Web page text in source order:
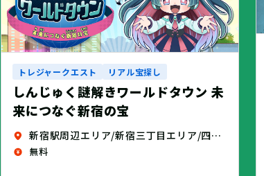
トレジャークエスト リアル宝探し
しんじゅく謎解きワールドタウン 未
来につなぐ新宿の宝
新宿駅周辺エリア/新宿三丁目エリア/四谷エリア
無料